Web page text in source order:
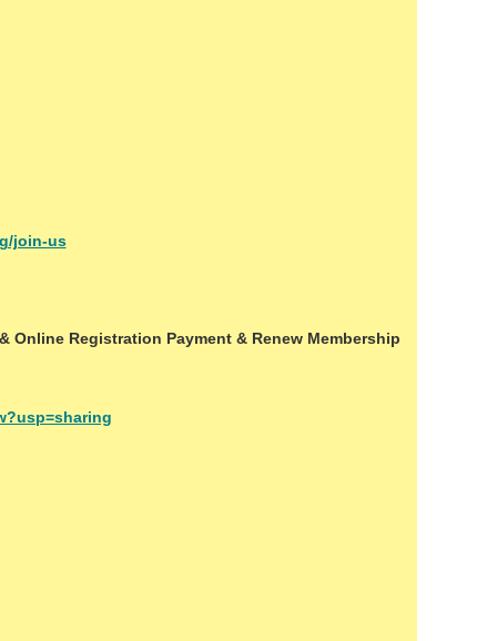
join-us
Online Registration Payment & Renew Membership